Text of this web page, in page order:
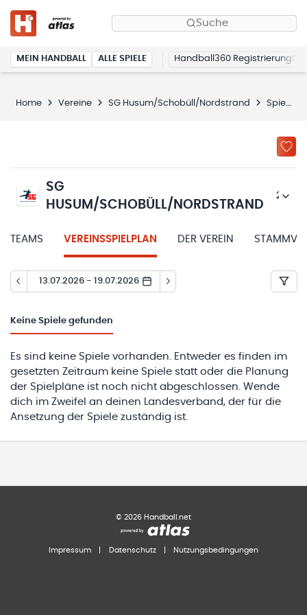
Suche
MEIN HANDBALL ALLE SPIELE Handball360 Registrierung
Home Vereine SG Husum/Schobüll/Nordstrand Spielplan
SG
HUSUM/SCHOBÜLL/NORDSTRAND
2025/26
TEAMS VEREINSSPIELPLAN DER VEREIN
13.07.2026 - 19.07.2026
Keine Spiele gefunden
Es sind keine Spiele vorhanden. Entweder es finden im
gesetzten Zeitraum keine Spiele statt oder die Planung
der Spielpläne ist noch nicht abgeschlossen. Wende
dich im Zweifel an deinen Landesverband, der für die
Ansetzung der Spiele zuständig ist.
© 2026 Handball.net
Impressum Datenschutz Nutzungsbedingungen